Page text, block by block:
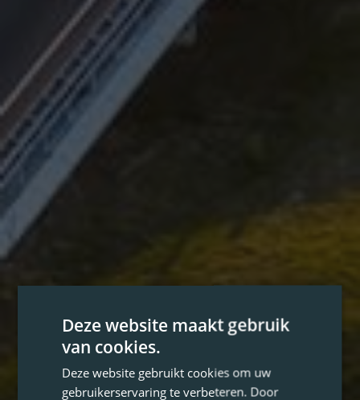
Deze website maakt gebruik
van cookies.
Deze website gebruikt cookies om uw
gebruikerservaring te verbeteren. Door